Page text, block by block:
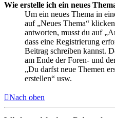
Wie erstelle ich ein neues
Um ein neues Thema in
auf „Neues Thema“
antworten, musst du auf
dass eine Registrierung
Beitrag schreiben kannst.
am Ende der Foren- und
„Du darfst neue Themen
erstellen“ usw.
Nach oben